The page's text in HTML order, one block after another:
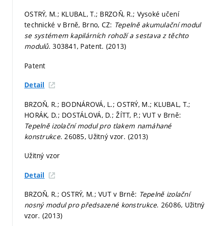
OSTRÝ, M.; KLUBAL, T.; BRZOŇ, R.; Vysoké učení
technické v Brně, Brno, CZ: Tepelně akumulační modul
se systémem kapilárních rohoží a sestava z těchto
modulů. 303841, Patent. (2013)
Patent
Detail
BRZOŇ, R.; BODNÁROVÁ, L.; OSTRÝ, M.; KLUBAL, T.;
HORÁK, D.; DOSTÁLOVÁ, D.; ŽÍTT, P.; VUT v Brně:
Tepelně izolační modul pro tlakem namáhané
konstrukce. 26085, Užitný vzor. (2013)
Užitný vzor
Detail
BRZOŇ, R.; OSTRÝ, M.; VUT v Brně: Tepelně izolační
nosný modul pro předsazené konstrukce. 26086, Užitný
vzor. (2013)